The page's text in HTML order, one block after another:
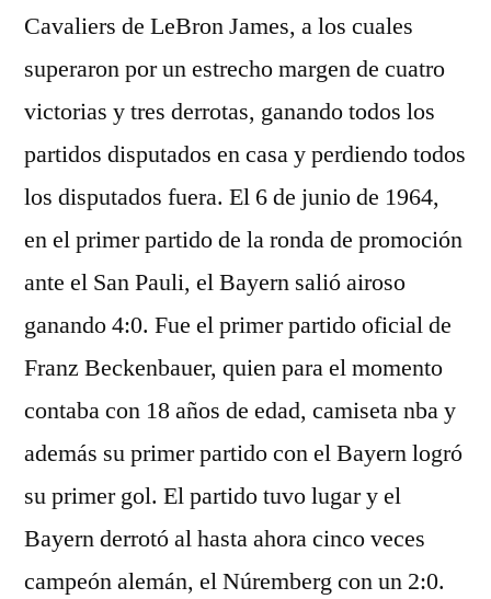
Cavaliers de LeBron James, a los cuales
superaron por un estrecho margen de cuatro
victorias y tres derrotas, ganando todos los
partidos disputados en casa y perdiendo todos
los disputados fuera. El 6 de junio de 1964,
en el primer partido de la ronda de promoción
ante el San Pauli, el Bayern salió airoso
ganando 4:0. Fue el primer partido oficial de
Franz Beckenbauer, quien para el momento
contaba con 18 años de edad, camiseta nba y
además su primer partido con el Bayern logró
su primer gol. El partido tuvo lugar y el
Bayern derrotó al hasta ahora cinco veces
campeón alemán, el Núremberg con un 2:0.